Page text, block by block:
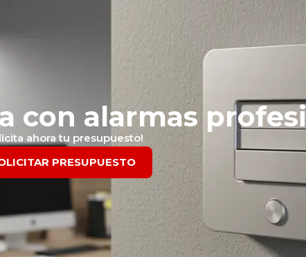
con alarmas
ahora tu presupuesto!
PRESUPUESTO